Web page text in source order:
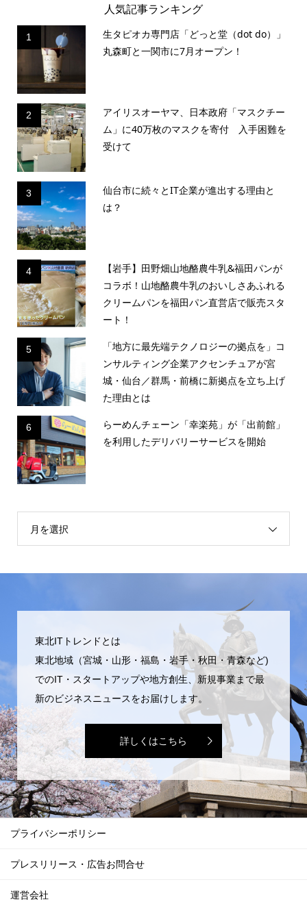
人気記事ランキング
1
生タピオカ専門店「どっと堂（dot do）」
丸森町と一関市に7月オープン！
2
アイリスオーヤマ、日本政府「マスクチー
ム」に40万枚のマスクを寄付 入手困難を
受けて
3
仙台市に続々とIT企業が進出する理由と
は？
4
【岩手】田野畑山地酪農牛乳&福田パンが
コラボ！山地酪農牛乳のおいしさあふれる
クリームパンを福田パン直営店で販売スタ
ート！
5
「地方に最先端テクノロジーの拠点を」コ
ンサルティング企業アクセンチュアが宮
城・仙台／群馬・前橋に新拠点を立ち上げ
た理由とは
6
らーめんチェーン「幸楽苑」が「出前館」
を利用したデリバリーサービスを開始
月を選択
東北ITトレンドとは
東北地域（宮城・山形・福島・岩手・秋田・青森など)
でのIT・スタートアップや地方創生、新規事業まで最
新のビジネスニュースをお届けします。
詳しくはこちら
プライバシーポリシー
プレスリリース・広告お問合せ
運営会社